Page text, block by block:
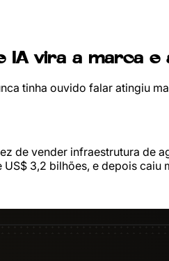
IA vira a marca e
tinha ouvido falar atingiu
de vender infraestrutura de
3,2 bilhões, e depois